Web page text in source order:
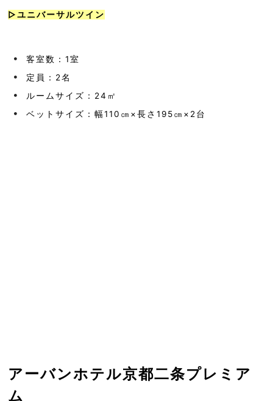
▷ユニバーサルツイン
客室数：1室
定員：2名
ルームサイズ：24㎡
ベットサイズ：幅110㎝×長さ195㎝×2台
アーバンホテル京都二条プレミア
ム